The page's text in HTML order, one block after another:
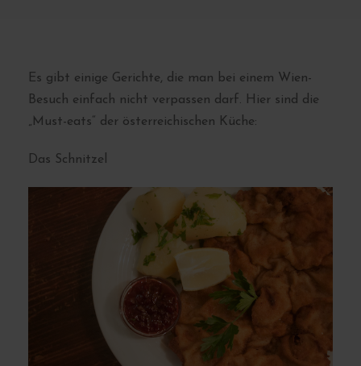
Es gibt einige Gerichte, die man bei einem Wien-
Besuch einfach nicht verpassen darf. Hier sind die
„Must-eats“ der österreichischen Küche:
Das Schnitzel